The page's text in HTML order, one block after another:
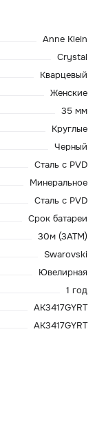
Anne Klein
Crystal
Кварцевый
Женские
35 мм
Круглые
Черный
Сталь с PVD
Минеральное
Сталь с PVD
Срок батареи
30м (3ATM)
Swarovski
Ювелирная
1 год
AK3417GYRT
AK3417GYRT